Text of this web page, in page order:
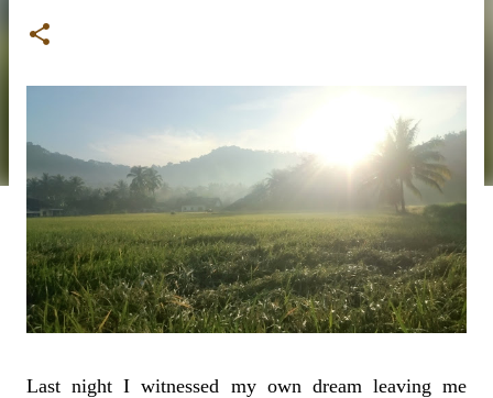
Last night I witnessed my own dream leaving me